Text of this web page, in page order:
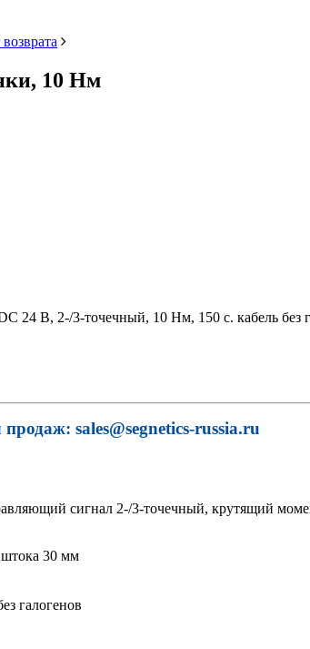
10 Нм
24 В, 2-/3-точечный, 10 Нм, 150 с. кабель без
продаж: sales@segnetics-russia.ru
сигнал 2-/3-точечный, крутящий
30 мм
галогенов